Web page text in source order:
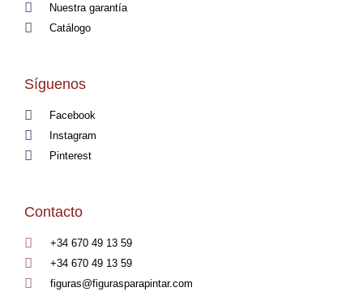
Nuestra garantía
Catálogo
Síguenos
Facebook
Instagram
Pinterest
Contacto
+34 670 49 13 59
+34 670 49 13 59
figuras@figurasparapintar.com